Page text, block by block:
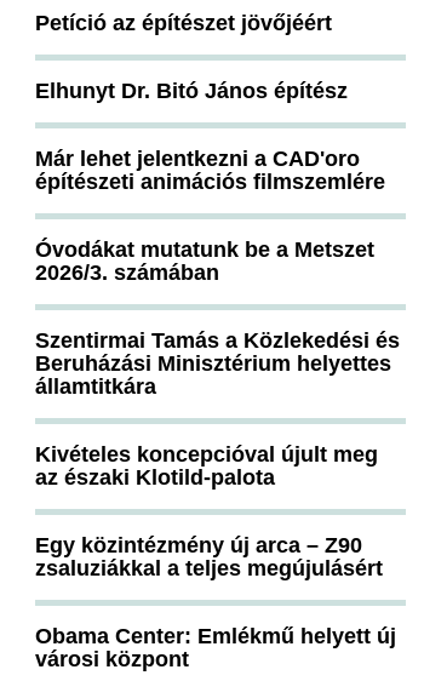
Petíció az építészet jövőjéért
Elhunyt Dr. Bitó János építész
Már lehet jelentkezni a CAD'oro
építészeti animációs filmszemlére
Óvodákat mutatunk be a Metszet
2026/3. számában
Szentirmai Tamás a Közlekedési és
Beruházási Minisztérium helyettes
államtitkára
Kivételes koncepcióval újult meg
az északi Klotild-palota
Egy közintézmény új arca – Z90
zsaluziákkal a teljes megújulásért
Obama Center: Emlékmű helyett új
városi központ